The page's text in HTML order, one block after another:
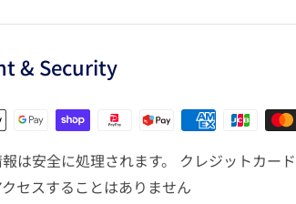
& Security
は安全に処理されます。 クレジットカー
セスすることはありません